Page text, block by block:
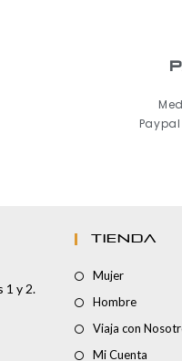
1 y 2.
TIENDA
Mujer
Hombre
Viaja con
Mi Cuenta